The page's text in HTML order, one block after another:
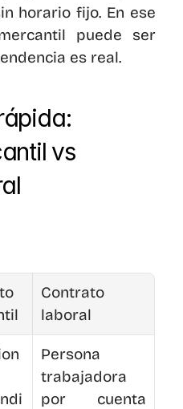
horario fijo. En ese
puede ser
es real.
vs
Contrato
laboral
Persona
trabajadora
por cuenta